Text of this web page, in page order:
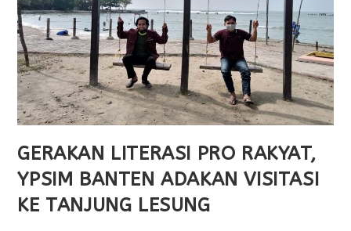
GERAKAN LITERASI PRO RAKYAT,
YPSIM BANTEN ADAKAN VISITASI
KE TANJUNG LESUNG